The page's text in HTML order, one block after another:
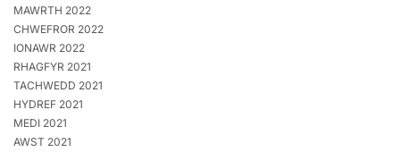
MAWRTH 2022
CHWEFROR 2022
IONAWR 2022
RHAGFYR 2021
TACHWEDD 2021
HYDREF 2021
MEDI 2021
AWST 2021